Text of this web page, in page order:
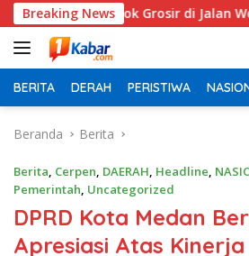
Langsung
ke
konten
Breaking News
Stok Grosir di Jalan Wonosari-
BERITA DERAH PERISTIWA
Beranda Berita
Berita, Cerpen, DAERAH, Headline,
Pemerintah, Uncategorized
DPRD Kota Medan
Apresiasi Atas